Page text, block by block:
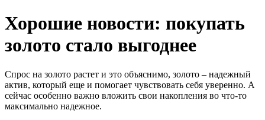
Хорошие новости: покупать
золото стало выгоднее
Спрос на золото растет и это объяснимо, золото – надежный
актив, который еще и помогает чувствовать себя уверенно. А
сейчас особенно важно вложить свои накопления во что-то
максимально надежное.